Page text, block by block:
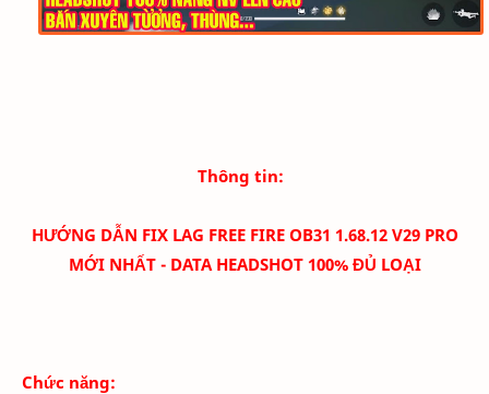
Thông tin:
HƯỚNG DẪN FIX LAG FREE FIRE OB31 1.68.12 V29 PRO
MỚI NHẤT - DATA HEADSHOT 100% ĐỦ LOẠI
Chức năng: